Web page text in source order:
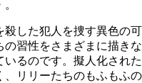
した犯人を捜す異色の可
習性をさまざまに描きな
るのです。擬人化された
、リリーたちのもふもふの